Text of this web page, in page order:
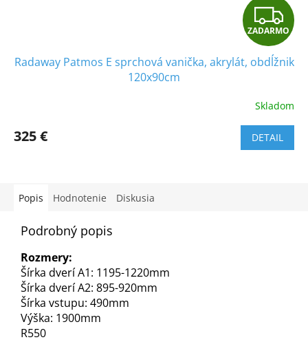
Z
A
D
A
R
M
ZADARMO
Radaway Patmos E sprchová vanička, akrylát, obdĺžnik
120x90cm
Skladom
325 € DETAIL
Popis Hodnotenie Diskusia
Podrobný popis
Rozmery:
Šírka dverí A1: 1195-1220mm
Šírka dverí A2: 895-920mm
Šírka vstupu: 490mm
Výška: 1900mm
R550